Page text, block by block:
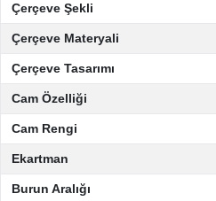
Çerçeve Şekli
Çerçeve Materyali
Çerçeve Tasarımı
Cam Özelliği
Cam Rengi
Ekartman
Burun Aralığı